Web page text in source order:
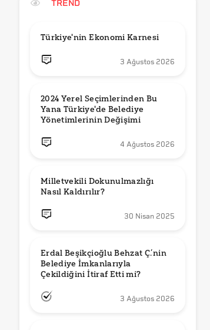
TREND
Türkiye'nin Ekonomi Karnesi
3 Ağustos 2026
2024 Yerel Seçimlerinden Bu
Yana Türkiye'de Belediye
Yönetimlerinin Değişimi
4 Ağustos 2026
Milletvekili Dokunulmazlığı
Nasıl Kaldırılır?
30 Nisan 2025
Erdal Beşikçioğlu Behzat Ç.’nin
Belediye İmkanlarıyla
3 Ağustos 2026